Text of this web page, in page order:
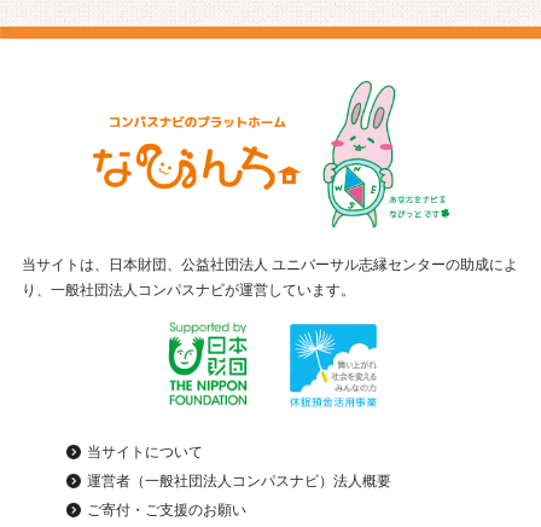
当サイトは、日本財団、公益社団法人 ユニバーサル志縁センターの助成によ
り、一般社団法人コンパスナビが運営しています。
当サイトについて
運営者（一般社団法人コンパスナビ）法人概要
ご寄付・ご支援のお願い